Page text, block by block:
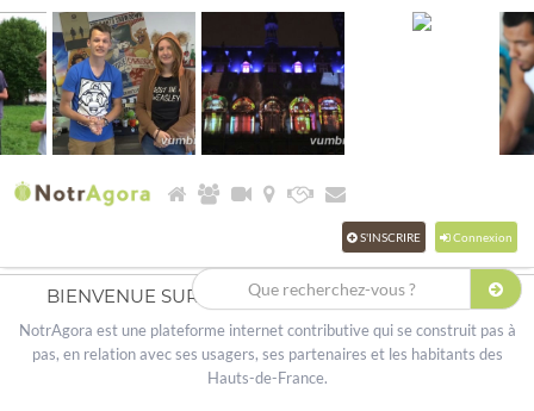
S'INSCRIRE Connexion
BIENVENUE SUR LA PLATEFORME NOTRAGORA
NotrAgora est une plateforme internet contributive qui se construit pas à
pas, en relation avec ses usagers, ses partenaires et les habitants des
Hauts-de-France.